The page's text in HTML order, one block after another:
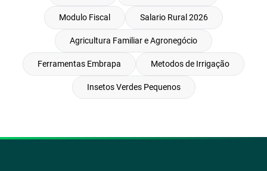
Modulo Fiscal Salario Rural 2026
Agricultura Familiar e Agronegócio
Ferramentas Embrapa Metodos de Irrigação
Insetos Verdes Pequenos